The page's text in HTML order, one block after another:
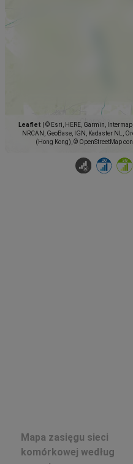
Leaflet
© Esri, HERE, Garmin,
NRCAN, GeoBase, IGN, Kadaster NL,
(Hong Kong), © OpenStreetMap
Mapa zasięgu sieci
komórkowej według